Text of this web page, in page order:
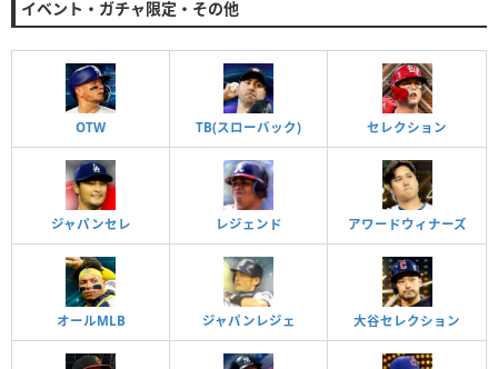
イベント・ガチャ限定・その他
OTW TB(スローバック) セレクション
ジャパンセレ レジェンド アワードウィナーズ
オールMLB ジャパンレジェ 大谷セレクション